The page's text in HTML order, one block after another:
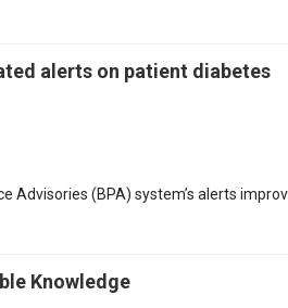
alerts on patient diabetes
Advisories (BPA) system’s alerts
Knowledge